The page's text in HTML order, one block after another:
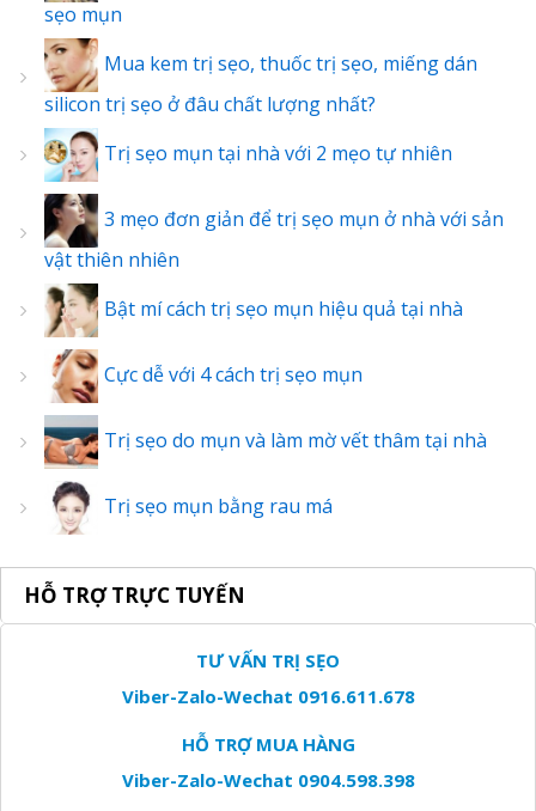
sẹo mụn
Mua kem trị sẹo, thuốc trị sẹo, miếng dán
silicon trị sẹo ở đâu chất lượng nhất?
Trị sẹo mụn tại nhà với 2 mẹo tự nhiên
3 mẹo đơn giản để trị sẹo mụn ở nhà với sản
vật thiên nhiên
Bật mí cách trị sẹo mụn hiệu quả tại nhà
Cực dễ với 4 cách trị sẹo mụn
Trị sẹo do mụn và làm mờ vết thâm tại nhà
Trị sẹo mụn bằng rau má
HỖ TRỢ TRỰC TUYẾN
TƯ VẤN TRỊ SẸO
Viber-Zalo-Wechat 0916.611.678
HỖ TRỢ MUA HÀNG
Viber-Zalo-Wechat 0904.598.398